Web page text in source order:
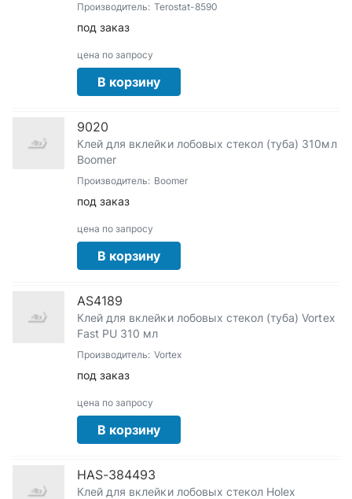
Производитель: Terostat-8590
под заказ
цена по запросу
В корзину
9020
Клей для вклейки лобовых стекол (туба) 310мл
Boomer
Производитель: Boomer
под заказ
цена по запросу
В корзину
AS4189
Клей для вклейки лобовых стекол (туба) Vortex
Fast PU 310 мл
Производитель: Vortex
под заказ
цена по запросу
В корзину
HAS-384493
Клей для вклейки лобовых стекол Holex